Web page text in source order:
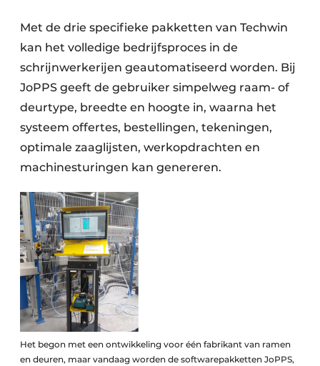
Met de drie specifieke pakketten van Techwin
kan het volledige bedrijfsproces in de
schrijnwerkerijen geautomatiseerd worden. Bij
JoPPS geeft de gebruiker simpelweg raam- of
deur­type, breedte en hoogte in, waarna het
systeem offertes, bestellingen, tekeningen,
optimale zaaglijsten, werkopdrachten en
machinesturingen kan genereren.
Het begon met een ontwikkeling voor één fabrikant van ramen
en deuren, maar vandaag worden de softwarepakketten JoPPS,